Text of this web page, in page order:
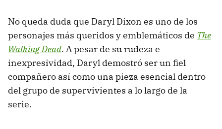
No queda duda que Daryl Dixon es uno de los
personajes más queridos y emblemáticos de The
Walking Dead. A pesar de su rudeza e
inexpresividad, Daryl demostró ser un fiel
compañero así como una pieza esencial dentro
del grupo de supervivientes a lo largo de la
serie.